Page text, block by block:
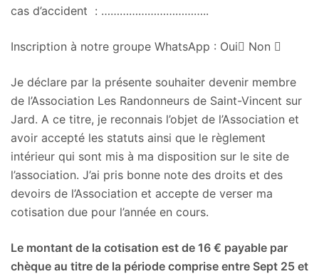
cas d’accident : ……………………………..
Inscription à notre groupe WhatsApp : Oui Non 
Je déclare par la présente souhaiter devenir membre
de l’Association Les Randonneurs de Saint-Vincent sur
Jard. A ce titre, je reconnais l’objet de l’Association et
avoir accepté les statuts ainsi que le règlement
intérieur qui sont mis à ma disposition sur le site de
l’association. J’ai pris bonne note des droits et des
devoirs de l’Association et accepte de verser ma
cotisation due pour l’année en cours.
Le montant de la cotisation est de 16 € payable par
chèque au titre de la période comprise entre Sept 25 et